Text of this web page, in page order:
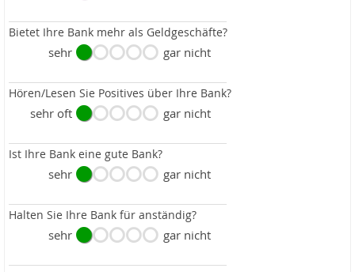
Bietet Ihre Bank mehr als Geldgeschäfte?
sehr gar nicht
Hören/Lesen Sie Positives über Ihre Bank?
sehr oft gar nicht
Ist Ihre Bank eine gute Bank?
sehr gar nicht
Halten Sie Ihre Bank für anständig?
sehr gar nicht